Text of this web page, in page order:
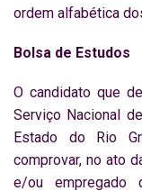
ordem alfabética
Bolsa de Estudos
O candidato que
Serviço Nacional
Estado do Rio
comprovar, no ato
e/ou empregado